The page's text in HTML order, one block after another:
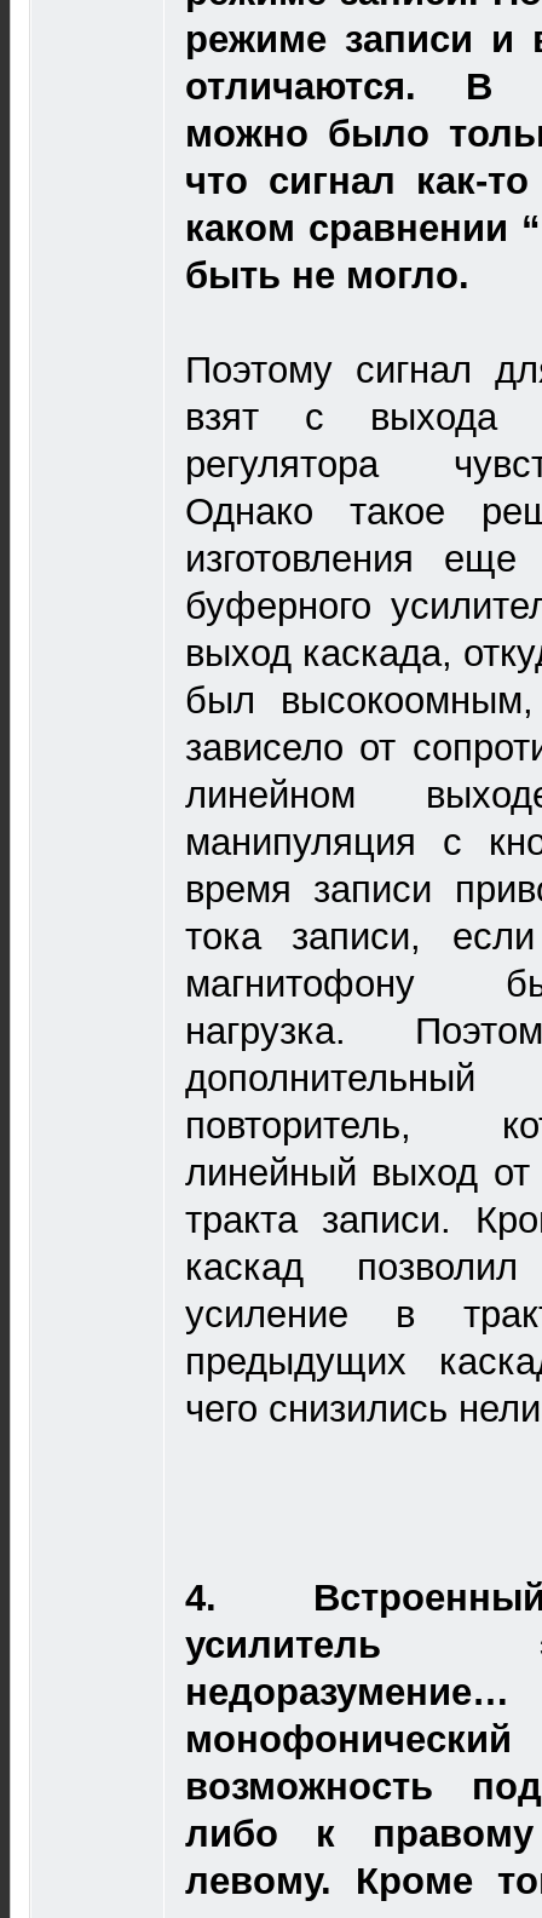
режиме записи и
отличаются. В
можно было
что сигнал как-
каком сравнении
быть не могло.
Поэтому сигнал
взят с выхода
регулятора
Однако такое
изготовления еще
буферного
выход каскада,
был
зависело от
линейном
манипуляция с
время записи
тока записи,
магнитофону
нагрузка.
повторитель,
линейный выход от
тракта записи.
каскад позволил
усиление в
предыдущих
чего снизились
4.
усилитель
возможность
либо к
левому. Кроме